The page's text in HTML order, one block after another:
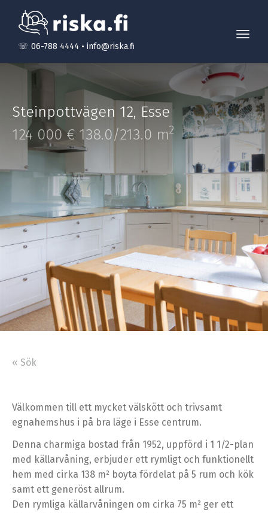
☏ 06-788 4444 • info@riska.fi
Steinpottvägen 12, Esse
124 000 € 138.0/213.0 m2
« Sök
Välkommen till ett mycket välskött och trivsamt
egnahemshus i på bra läge i Esse centrum.
Denna charmiga bostad från 1952, uppförd i 1 1/2-plan
med källarvåning, erbjuder ett rymligt och funktionellt
hem med cirka 138 m² boyta fördelat på 5 rum och kök
samt ett generöst allrum.
Den rymliga källarvåningen om cirka 75 m² ger ett